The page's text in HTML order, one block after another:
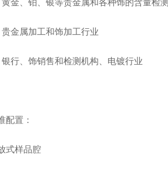
黄金、铂、银等贵金属和各种饰的含量检测
贵金属加工和饰加工行业
银行、饰销售和检测机构、电镀行业
配置：
式样品腔